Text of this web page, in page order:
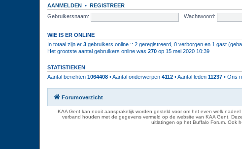
AANMELDEN • REGISTREER
Gebruikersnaam:
Wachtwoord:
WIE IS ER ONLINE
In totaal zijn er 3 gebruikers online :: 2 geregistreerd, 0 verborgen en 1 gast
Het grootste aantal gebruikers online was 270 op 15 mei 2020 10:39
STATISTIEKEN
Aantal berichten 1064408 • Aantal onderwerpen 4112 • Aantal leden 11237 • Ons
Forumoverzicht
KAA Gent kan nooit aansprakelijk worden gesteld voor om het even welk
verband houden met de gegevens vermeld op de website van KAA Gent.
uitlatingen op het Buffalo Forum. Ook